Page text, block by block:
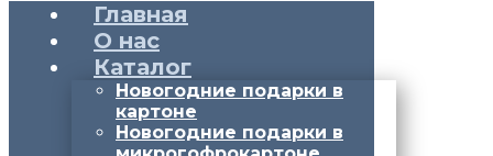
Главная
О нас
Каталог
Новогодние подарки в
картоне
Новогодние подарки в